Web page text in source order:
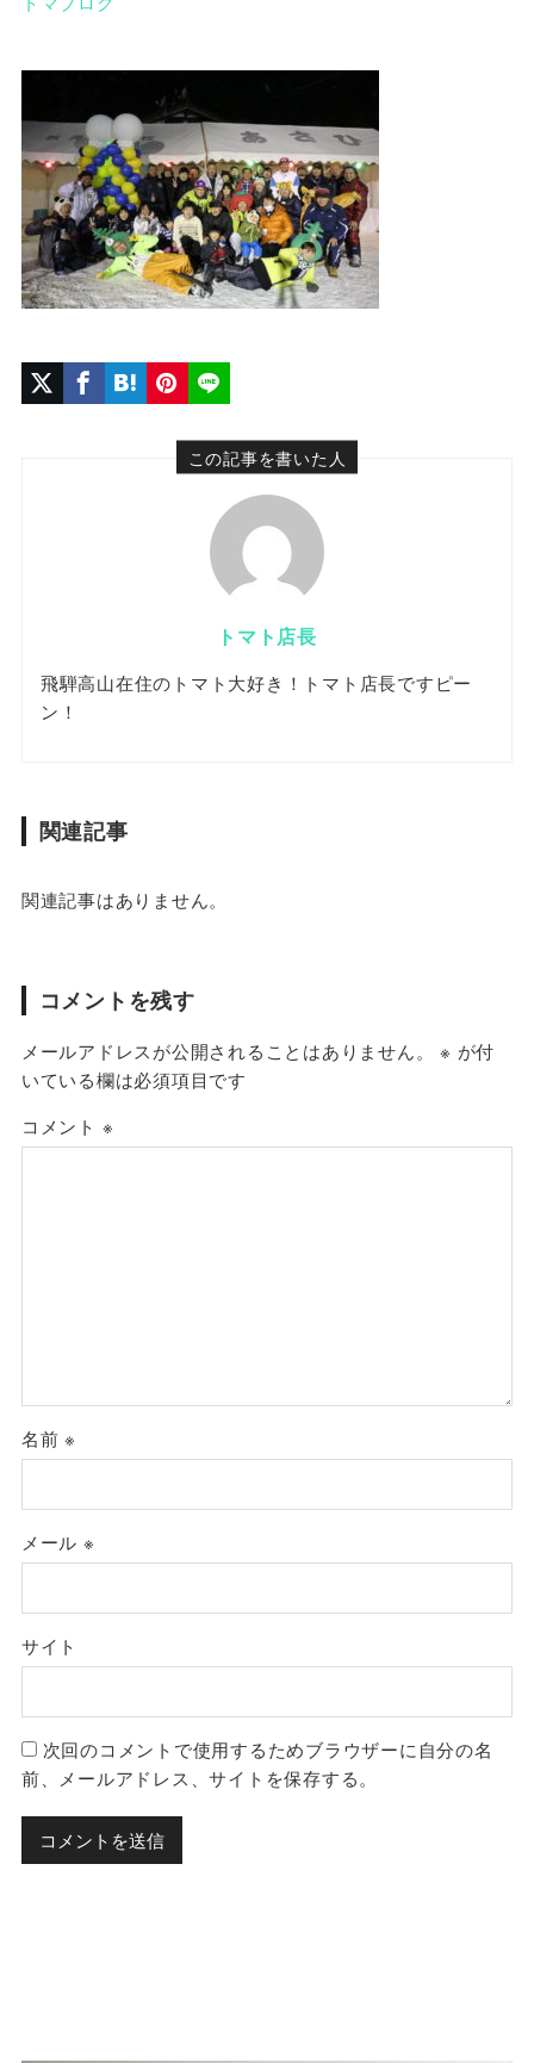
この記事を書いた人
トマト店長
飛騨高山在住のトマト大好き！トマト店長ですピー
ン！
関連記事
関連記事はありません。
コメントを残す
メールアドレスが公開されることはありません。 ※ が付
いている欄は必須項目です
コメント ※
名前※
メール ※
サイト
次回のコメントで使用するためブラウザーに自分の名
前、メールアドレス、サイトを保存する。